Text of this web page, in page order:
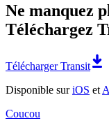
Ne manquez
Téléchargez
Télécharger Transit
Disponible suriOS et
Coucou